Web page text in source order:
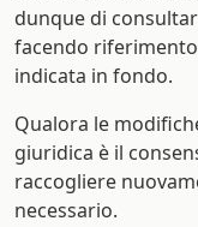
dunque di
facendo
indicata in fondo.
Qualora le
giuridica è il
raccogliere
necessario.